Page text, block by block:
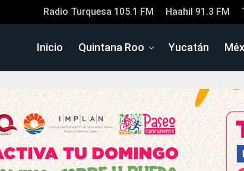
Radio Turquesa 105.1 FM Haahil 91.3 FM
Inicio Quintana Roo Yucatán